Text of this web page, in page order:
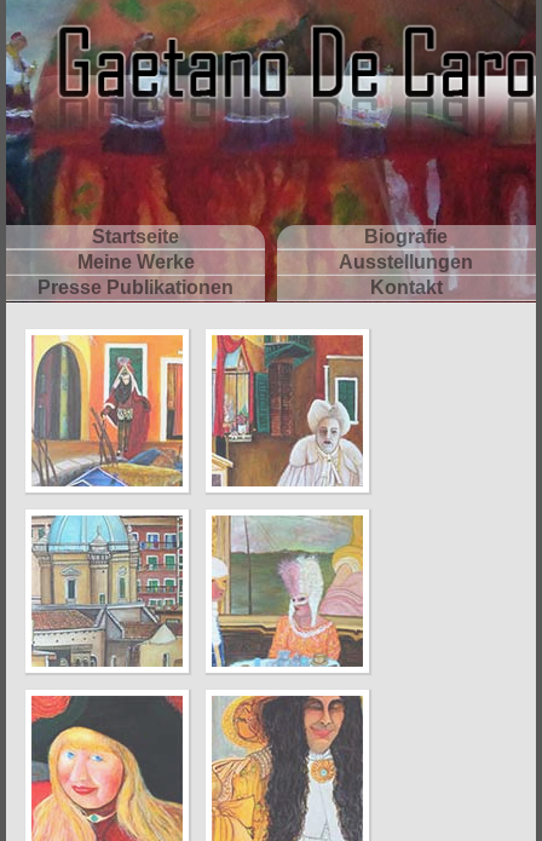
Startseite
Biografie
Meine Werke
Ausstellungen
Presse Publikationen
Kontakt